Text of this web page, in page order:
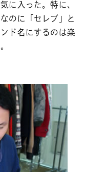
に入った。特に、
のに「セレブ」と
ド名にするのは楽